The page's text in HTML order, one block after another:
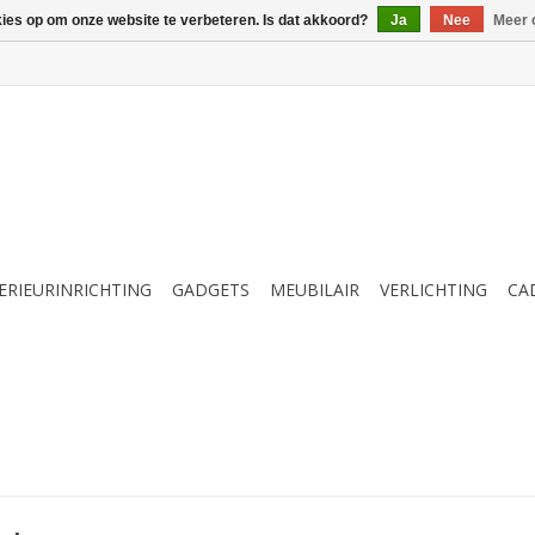
GADGETS MEUBILAIR VERLICHTING
op om onze website te verbeteren. Is dat akkoord? Ja Nee Meer